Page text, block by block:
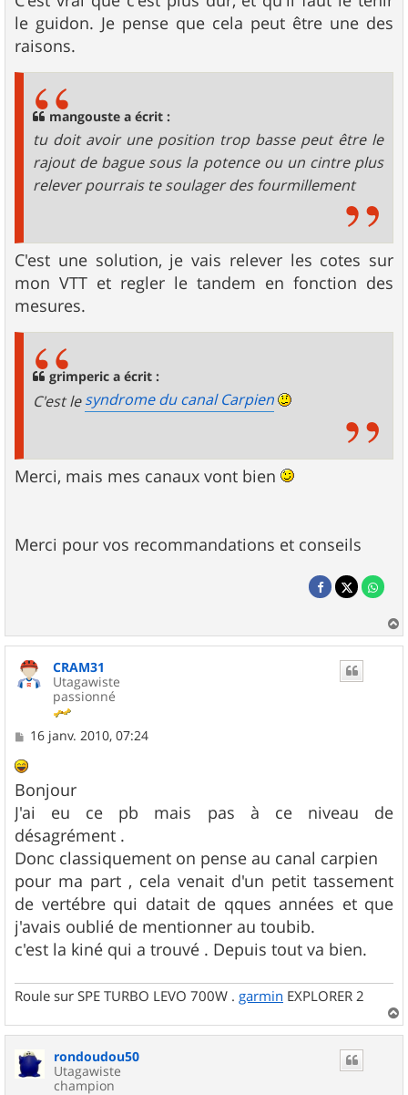
le guidon. Je pense que cela peut être une des
raisons.
mangouste a écrit :
tu doit avoir une position trop basse peut être le
rajout de bague sous la potence ou un cintre plus
relever pourrais te soulager des fourmillement
C'est une solution, je vais relever les cotes sur
mon VTT et regler le tandem en fonction des
mesures.
grimperic a écrit :
C'est lesyndrome du canal Carpien
Merci, mais mes canaux vont bien
Merci pour vos recommandations et conseils
a
CRAM31
Utagawiste
passionné
M
s
a
g
e
16 janv. 2010, 07:24
Bonjour
J'ai eu ce pb mais pas à ce niveau de
désagrément .
Donc classiquement on pense au canal carpien
pour ma part , cela venait d'un petit tassement
de vertébre qui datait de qques années et que
j'avais oublié de mentionner au toubib.
c'est la kiné qui a trouvé . Depuis tout va bien.
Roule sur SPE TURBO LEVO 700W . garmin EXPLORER 2
a
rondoudou50
Utagawiste
champion